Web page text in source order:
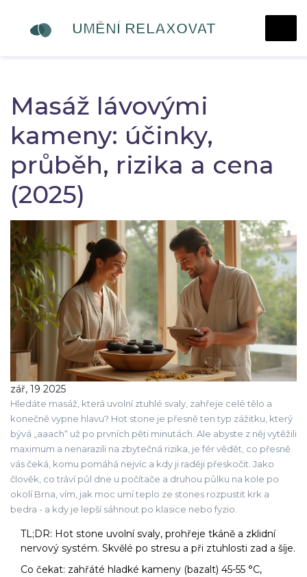
Masáž lávovými
kameny: účinky,
průběh, rizika a cena
(2025)
zář, 19 2025
Hledáte masáž, která uvolní ztuhlé svaly, zahřeje celé tělo a
konečně vypne hlavu? Hot stone je přesně ten typ zážitku, který
bývá „aaach“ už po prvních pěti minutách. Ale abyste z něj vytěžili
maximum a nenarazili na zbytečná rizika, je fér vědět, co přesně
vás čeká, komu pomáhá nejvíc a kdy ji raději přeskočit. Jako
člověk, co tráví půl dne u počítače a druhou půlku na kole po
okolí Brna, vím, jak moc umí teplo ze stones rozpustit krk a
bedra - a kdy je lepší sáhnout po klasice nebo fyzio.
TL;DR: Hot stone uvolní svaly, prohřeje tkáně a zklidní
nervový systém. Skvělé po stresu a při ztuhlosti zad a šíje.
Co čekat: zahřáté hladké kameny (bazalt) 45-55 °C,